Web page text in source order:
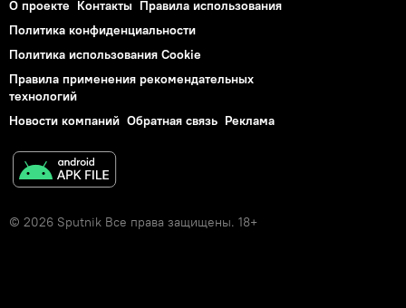
О проекте Контакты Правила использования
Политика конфиденциальности
Политика использования Cookie
Правила применения рекомендательных
технологий
Новости компаний Обратная связь Реклама
© 2026 Sputnik Все права защищены. 18+